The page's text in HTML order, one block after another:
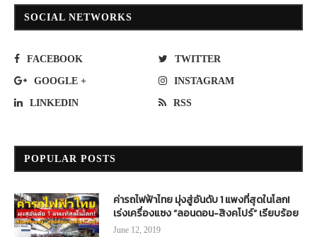
SOCIAL NETWORKS
FACEBOOK TWITTER
GOOGLE + INSTAGRAM
LINKEDIN RSS
POPULAR POSTS
ค่ารถไฟฟ้าไทย มุ่งสู่อันดับ 1 แพงที่สุดในโลก!
เร่งเครื่องแซง “ลอนดอน-สิงคโปร์” เรียบร้อย
June 12, 2019